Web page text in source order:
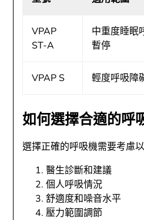
VPAP
ST-A
中重度睡眠
暫停
VPAP S 輕度呼吸障
如何選擇合適的呼
選擇正確的呼吸機需要考慮
醫生診斷和建議
個人呼吸情況
舒適度和噪音水平
壓力範圍調節